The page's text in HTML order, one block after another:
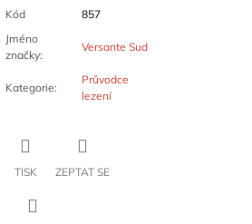
Kód
857
Jméno
značky:
Versante Sud
Kategorie:
Průvodce
lezení
TISK ZEPTAT SE